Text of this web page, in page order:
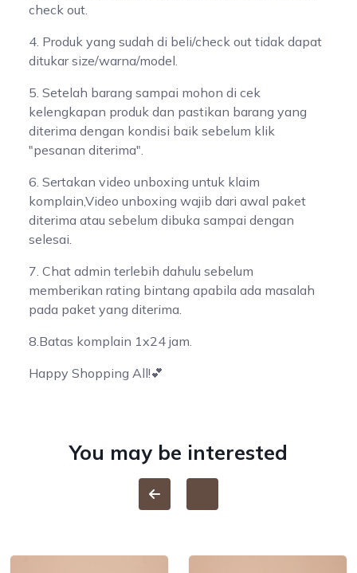
check out.
4. Produk yang sudah di beli/check out tidak dapat
ditukar size/warna/model.
5. Setelah barang sampai mohon di cek
kelengkapan produk dan pastikan barang yang
diterima dengan kondisi baik sebelum klik
"pesanan diterima".
6. Sertakan video unboxing untuk klaim
komplain,Video unboxing wajib dari awal paket
diterima atau sebelum dibuka sampai dengan
selesai.
7. Chat admin terlebih dahulu sebelum
memberikan rating bintang apabila ada masalah
pada paket yang diterima.
8.Batas komplain 1x24 jam.
Happy Shopping All!💕
You may be interested